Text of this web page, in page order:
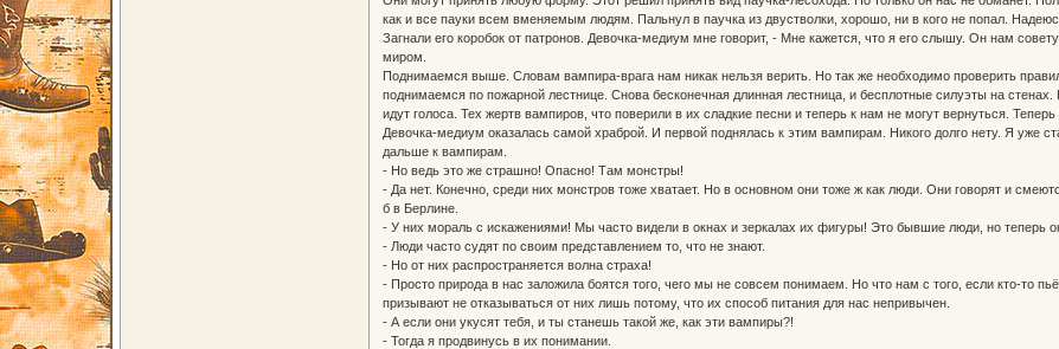
как и все пауки всем вменяемым людям. Пальнул в паучка из двустволки, хорошо, ни в кого не попал.
Загнали его коробок от патронов. Девочка-медиум мне говорит, - Мне кажется, что я его слышу. Он нам
миром.
Поднимаемся выше. Словам вампира-врага нам никак нельзя верить. Но так же необходимо проверить
поднимаемся по пожарной лестнице. Снова бесконечная длинная лестница, и бесплотные силуэты на
идут голоса. Тех жертв вампиров, что поверили в их сладкие песни и теперь к нам не могут вернуться.
Девочка-медиум оказалась самой храброй. И первой поднялась к этим вампирам. Никого долго нету. Я уже
дальше к вампирам.
- Но ведь это же страшно! Опасно! Там монстры!
- Да нет. Конечно, среди них монстров тоже хватает. Но в основном они тоже ж как люди. Они говорят и
б в Берлине.
- У них мораль с искажениями! Мы часто видели в окнах и зеркалах их фигуры! Это бывшие люди, но теперь
- Люди часто судят по своим представлением то, что не знают.
- Но от них распространяется волна страха!
- Просто природа в нас заложила боятся того, чего мы не совсем понимаем. Но что нам с того, если кто-то
призывают не отказываться от них лишь потому, что их способ питания для нас непривычен.
- А если они укусят тебя, и ты станешь такой же, как эти вампиры?!
- Тогда я продвинусь в их понимании.